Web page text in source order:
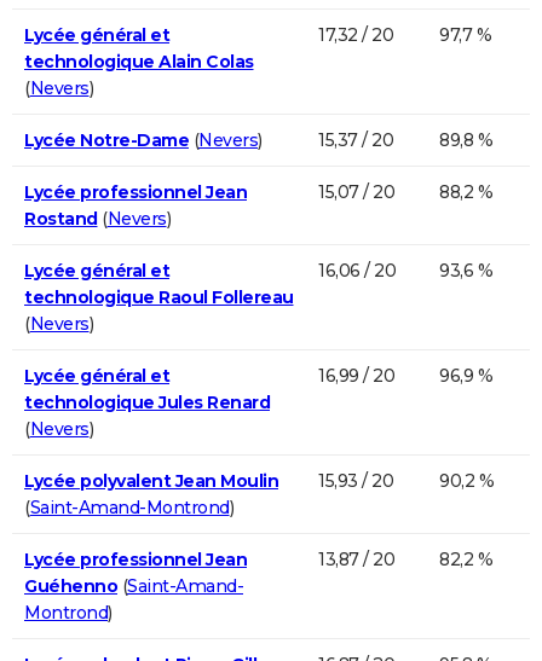
Lycée général et
technologique Alain Colas
(Nevers)
17,32 / 20 97,7 %
Lycée Notre-Dame (Nevers) 15,37 / 20 89,8 %
Lycée professionnel Jean
Rostand(Nevers)
15,07 / 20 88,2 %
Lycée général et
technologique Raoul Follereau
(Nevers)
16,06 / 20 93,6 %
Lycée général et
technologique Jules Renard
(Nevers)
16,99 / 20 96,9 %
Lycée polyvalent Jean Moulin
(Saint-Amand-Montrond)
15,93 / 20 90,2 %
Lycée professionnel Jean
Guéhenno (Saint-Amand-
Montrond)
13,87 / 20 82,2 %